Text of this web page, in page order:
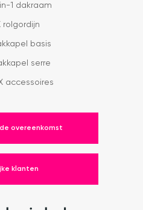
1 dakraam
rolgordijn
basis
serre
accessoires
overeenkomst
klanten